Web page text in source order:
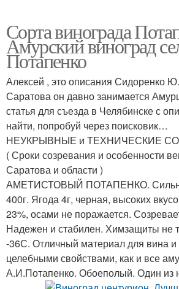
Сорта винограда
Амурский виноград
Потапенко
Алексей , это описания Сидоренко
Саратова он давно занимается
статья для съезда в Челябинске с
найти, попробуй через поисковик…
НЕУКРЫВНЫЕ и ТЕХНИЧЕСКИЕ
( Сроки созревания и особенности
Саратова и области )
АМЕТИСТОВЫЙ ПОТАПЕНКО.
400г. Ягода 4г, черная, высоких
23%, осами не поражается.
Надежен и стабилен. Химзащиты не
-36С. Отличный материал для вина и
целебными свойствами, как и все
А.И.Потапенко. Обоеполый. Один из